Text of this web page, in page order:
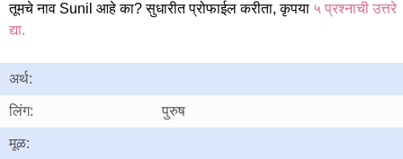
तूमचे नाव Sunil आहे का? सुधारीत प्रोफाईल करीता, कृपया ५ प्रश्नाची उत्तरे
द्या.
अर्थ:
लिंग: पुरुष
मूळ: